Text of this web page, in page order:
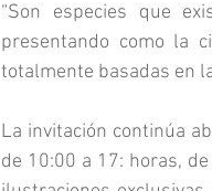
“Son especies que
presentando como la
totalmente basadas en
La invitación continúa
de 10:00 a 17: horas,